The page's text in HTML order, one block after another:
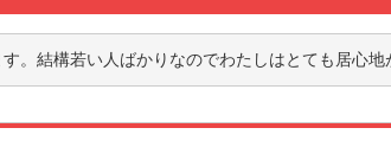
でわたしはとても居心地が良くてずっと続けたいと思っています！作業自体は前の居酒屋に比べるととても簡単で